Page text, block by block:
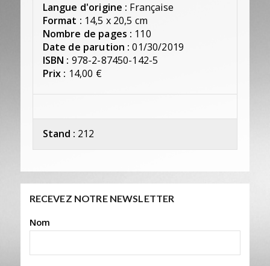
Langue d'origine : Française
Format : 14,5 x 20,5 cm
Nombre de pages : 110
Date de parution : 01/30/2019
ISBN : 978-2-87450-142-5
Prix : 14,00 €
Stand : 212
RECEVEZ NOTRE NEWSLETTER
Nom